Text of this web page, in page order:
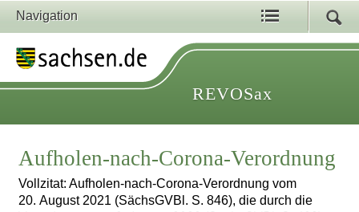
Navigation
REVOSax
Aufholen-nach-Corona-Verordnung
Vollzitat: Aufholen-nach-Corona-Verordnung vom
20. August 2021 (SächsGVBl. S. 846), die durch die